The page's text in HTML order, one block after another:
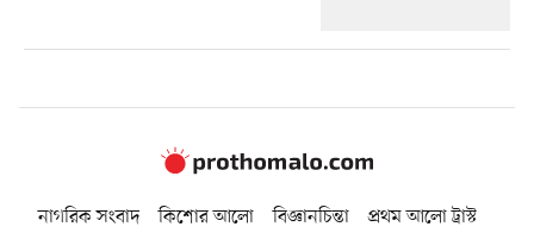
নাগরিক সংবাদ কিশোর আলো বিজ্ঞানচিন্তা
প্রথম আলো ট্রাস্ট